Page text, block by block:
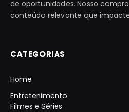
de oportunidades. Nosso
conteúdo relevante que
CATEGORIAS
Home
Entretenimento
Filmes e Séries